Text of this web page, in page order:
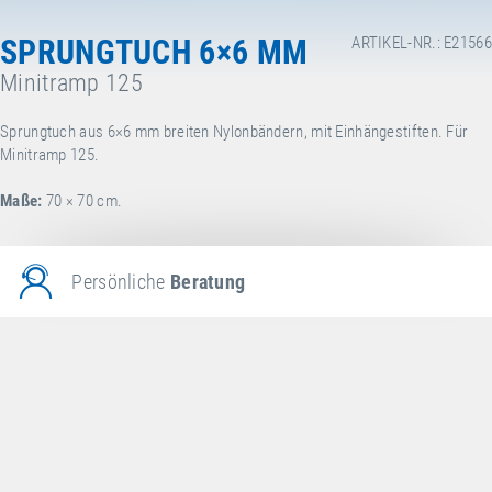
ARTIKEL-NR.: E21566
SPRUNGTUCH 6×6 MM
Minitramp 125
Sprungtuch aus 6×6 mm breiten Nylonbändern, mit Einhängestiften. Für
Minitramp 125.
Maße: 70 × 70 cm.
Persönliche Beratung